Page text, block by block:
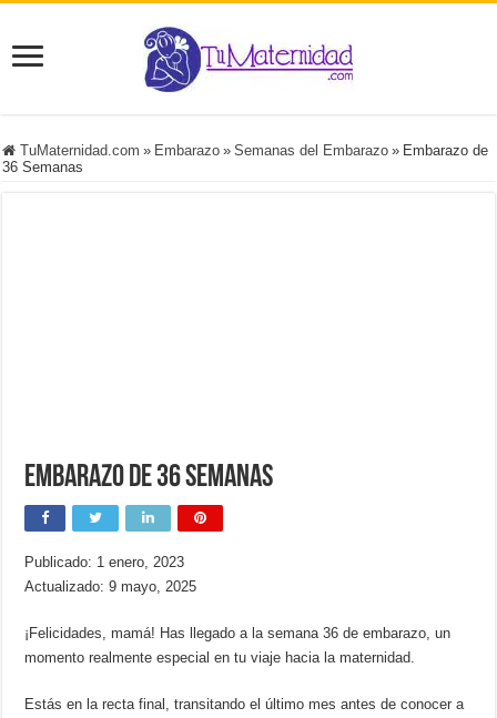
TuMaternidad.com » Embarazo » Semanas del Embarazo » Embarazo de
36 Semanas
Embarazo de 36 Semanas
Publicado: 1 enero, 2023
Actualizado: 9 mayo, 2025
¡Felicidades, mamá! Has llegado a la semana 36 de embarazo, un
momento realmente especial en tu viaje hacia la maternidad.
Estás en la recta final, transitando el último mes antes de conocer a